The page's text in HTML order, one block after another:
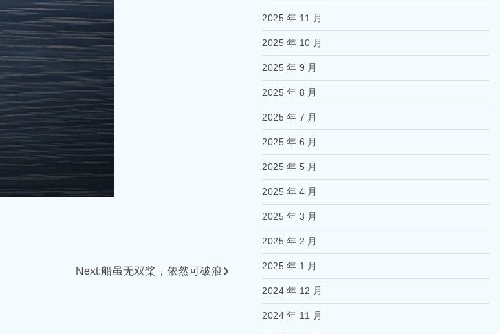
Next:船虽无双桨，依然可破浪
2025 年 11 月
2025 年 10 月
2025 年 9 月
2025 年 8 月
2025 年 7 月
2025 年 6 月
2025 年 5 月
2025 年 4 月
2025 年 3 月
2025 年 2 月
2025 年 1 月
2024 年 12 月
2024 年 11 月